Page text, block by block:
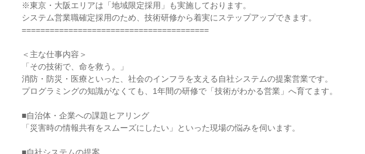
※東京・大阪エリアは「地域限定採用」も実施しております。
システム営業職確定採用のため、技術研修から着実にステップアップできます。
========================================
＜主な仕事内容＞
「その技術で、命を救う。」
消防・防災・医療といった、社会のインフラを支える自社システムの提案営業です。
プログラミングの知識がなくても、1年間の研修で「技術がわかる営業」へ育てます。
■自治体・企業への課題ヒアリング
「災害時の情報共有をスムーズにしたい」といった現場の悩みを伺います。